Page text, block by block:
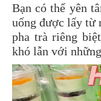
Bạn có thể yên
uống được lấy từ
pha trà riêng
khó lẫn với